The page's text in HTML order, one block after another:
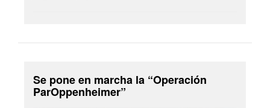
Se pone en marcha la “Operación
ParOppenheimer”